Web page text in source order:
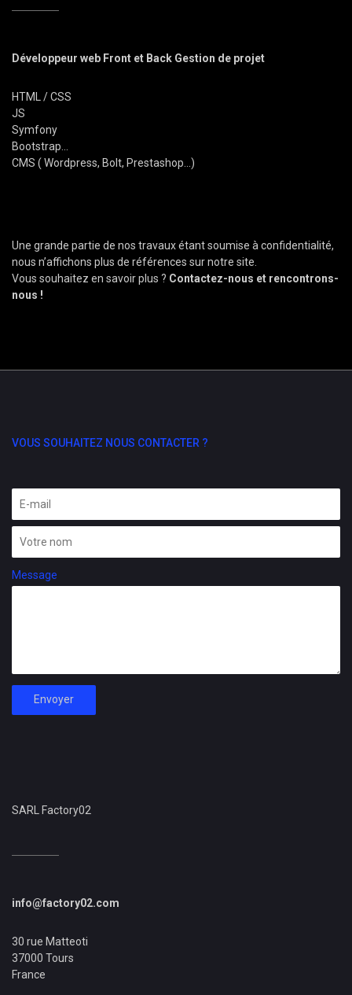
Développeur web Front et Back Gestion de projet
HTML / CSS
JS
Symfony
Bootstrap...
CMS ( Wordpress, Bolt, Prestashop...)
Une grande partie de nos travaux étant soumise à confidentialité,
nous n’affichons plus de références sur notre site.
Vous souhaitez en savoir plus ? Contactez-nous et rencontrons-
nous !
VOUS SOUHAITEZ NOUS CONTACTER ?
Message
Envoyer
SARL Factory02
info@factory02.com
30 rue Matteoti
37000 Tours
France